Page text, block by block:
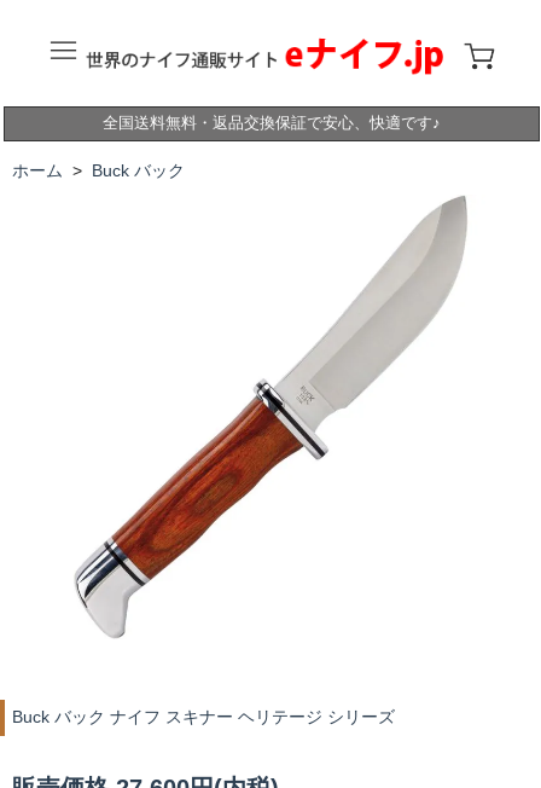
全国送料無料・返品交換保証で安心、快適です♪
ホーム > Buck バック
Buck バック ナイフ スキナー ヘリテージ シリーズ